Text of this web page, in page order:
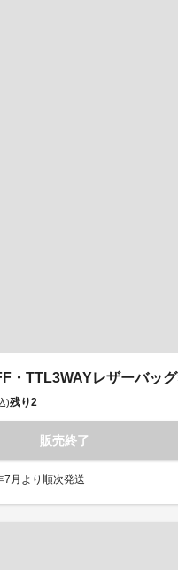
・TTL3WAYレザーバッ
)残り2
販売終了
7月より順次発送